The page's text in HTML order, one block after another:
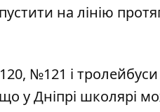
на лінію
№121 і
у Дніпрі школярі